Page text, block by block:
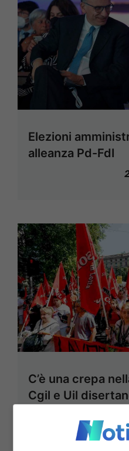
Elezioni
alleanza Pd-FdI
C’è una crepa
Cgil e Uil